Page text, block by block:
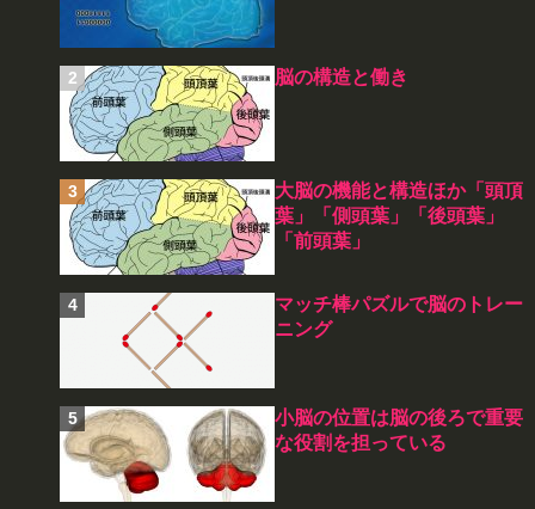
脳の構造と働き
大脳の機能と構造ほか「頭頂
葉」「側頭葉」「後頭葉」
「前頭葉」
マッチ棒パズルで脳のトレー
ニング
小脳の位置は脳の後ろで重要
な役割を担っている